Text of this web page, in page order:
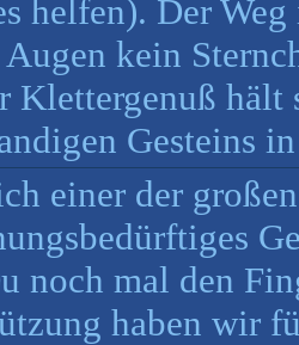
helfen). Der
kein
Klettergenuß hält
Gesteins
einer der
noch mal den
haben wir